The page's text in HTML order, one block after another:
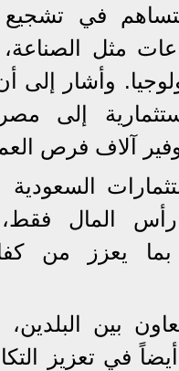
وستساهم في
مثل الصناعة،
وأشار
إلى
آلاف فرص
المال
بما يعزز من
بين
في تعزيز